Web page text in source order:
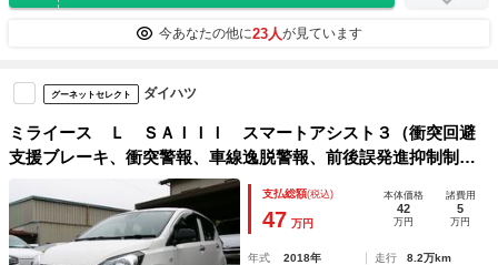
今あなたの他に23人が見ています
グーネットセレクト ダイハツ
ミライース Ｌ ＳＡＩＩＩ スマートアシスト３（衝突回避
支援ブレーキ、衝突警報、車線逸脱警報、前後誤発進抑制制
御、先行車発進お知らせ、コーナーセンサー前後、 オートハ
イビーム） キーレス ＥＴＣ アルミホイール
支払総額(税込)
47 万円
本体価格
42
万円
諸費用
5
万円
年式 2018年 走行
8.2万km